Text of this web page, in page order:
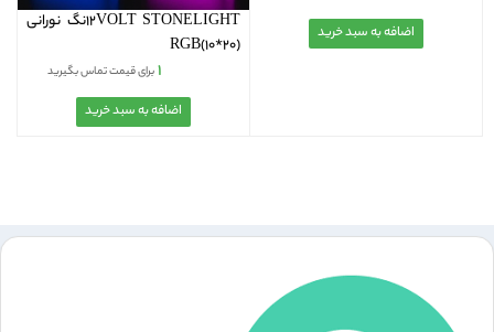
12VOLT STONELIGHTنگ نورانی
(20*10)RGB
۱برای قیمت تماس بگیرید